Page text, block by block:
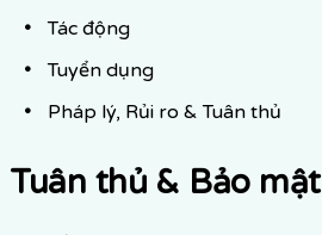
Tác động
Tuyển dụng
Pháp lý, Rủi ro & Tuân thủ
Tuân thủ & Bảo mật